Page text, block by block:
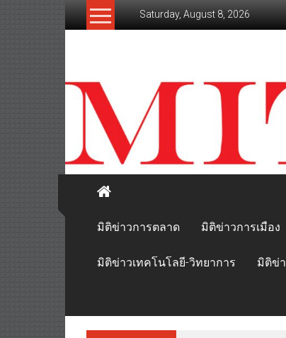
Saturday, August 8, 2026
สะท้อน
ลึก
ทุก
เหลี่ยม
มุม
เศรษฐกิจ-
การเมือง-
สังคม
มิติข่าวการตลาด
มิติข่าวการเมือง
มิติข่าวเทคโนโลยี-วิทยาการ มิติข่